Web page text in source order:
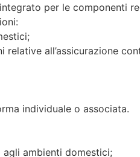
per le componenti
all’assicurazione
individuale o associata.
ambienti domestici;